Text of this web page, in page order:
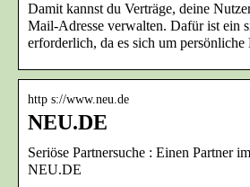
Damit kannst du Verträge, deine
Mail-Adresse verwalten. Dafür ist ein
erforderlich, da es sich um
http s://www.neu.de
NEU.DE
Seriöse Partnersuche : Einen Partner
NEU.DE